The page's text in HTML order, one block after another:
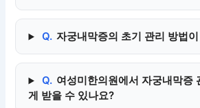
Q. 자궁내막증의 초기 관리 방법
Q. 여성미한의원에서 자궁내막증
게 받을 수 있나요?